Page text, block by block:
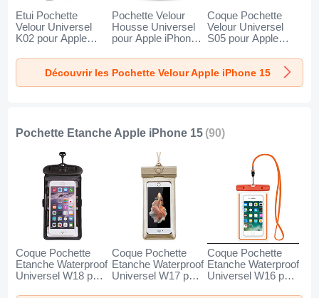
Etui Pochette
Velour Universel
K02 pour Apple
Pochette Velour
Housse Universel
pour Apple iPhone
Coque Pochette
Velour Universel
S05 pour Apple
Découvrir les Pochette Velour Apple iPhone 15
Pochette Etanche Apple iPhone 15 (90)
Coque Pochette
Etanche Waterproof
Universel W18 pour
Coque Pochette
Etanche Waterproof
Universel W17 pour
Coque Pochette
Etanche Waterproof
Universel W16 pour